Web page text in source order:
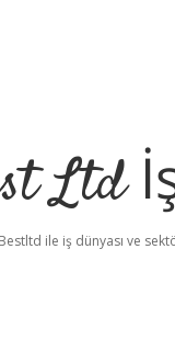
Ltd
Bestltd ile iş dünyası ve